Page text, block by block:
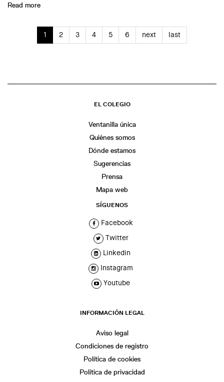
Read more
1 2 3 4 5 6 next last
EL COLEGIO
Ventanilla única
Quiénes somos
Dónde estamos
Sugerencias
Prensa
Mapa web
SÍGUENOS
Facebook
Twitter
Linkedin
Instagram
Youtube
INFORMACIÓN LEGAL
Aviso legal
Condiciones de registro
Política de cookies
Política de privacidad